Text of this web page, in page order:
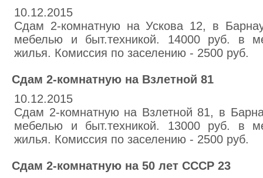
10.12.2015
Сдам 2-комнатную на Ускова 12, в
мебелью и быт.техникой. 14000 руб. в
жилья. Комиссия по заселению - 2500 руб.
Сдам 2-комнатную на Взлетной 81
10.12.2015
Сдам 2-комнатную на Взлетной 81, в
мебелью и быт.техникой. 13000 руб. в
жилья. Комиссия по заселению - 2500 руб.
Сдам 2-комнатную на 50 лет СССР 23